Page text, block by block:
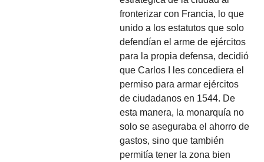
fronterizar con Francia, lo que
unido a los estatutos que solo
defendían el arme de ejércitos
para la propia defensa, decidió
que Carlos I les concediera el
permiso para armar ejércitos
de ciudadanos en 1544. De
esta manera, la monarquía no
solo se aseguraba el ahorro de
gastos, sino que también
permitía tener la zona bien